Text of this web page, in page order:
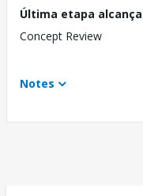
Última etapa
Concept Review
Notes